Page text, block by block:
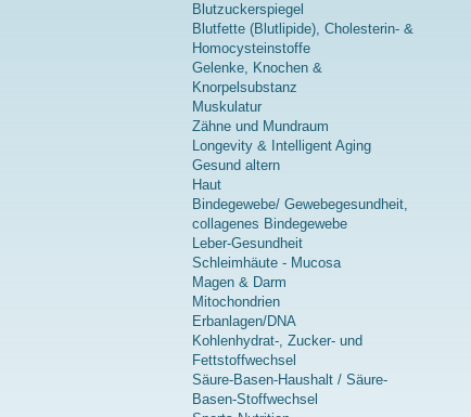
Blutzuckerspiegel
Blutfette (Blutlipide), Cholesterin- &
Homocysteinstoffe
Gelenke, Knochen &
Knorpelsubstanz
Muskulatur
Zähne und Mundraum
Longevity & Intelligent Aging
Gesund altern
Haut
Bindegewebe/ Gewebegesundheit,
collagenes Bindegewebe
Leber-Gesundheit
Schleimhäute - Mucosa
Magen & Darm
Mitochondrien
Erbanlagen/DNA
Kohlenhydrat-, Zucker- und
Fettstoffwechsel
Säure-Basen-Haushalt / Säure-
Basen-Stoffwechsel